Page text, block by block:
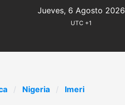
Jueves, 6 Agosto 2026
UTC +1
Nigeria Imeri